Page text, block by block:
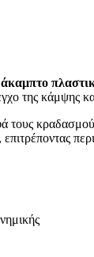
της κάμψης
τους